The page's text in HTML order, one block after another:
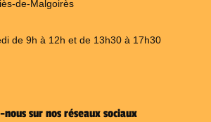
de-Malgoirès
de 9h à 12h et de 13h30 à 17h30
nous sur nos réseaux sociaux